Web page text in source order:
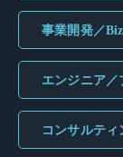
事業開発／
エンジニア／
コンサルテ